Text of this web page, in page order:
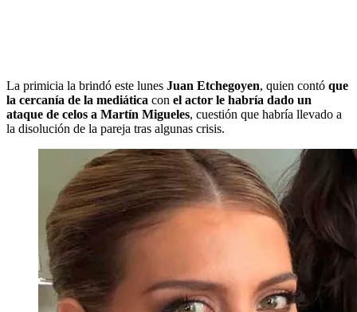
La primicia la brindó este lunes Juan Etchegoyen, quien contó que
la cercanía de la mediática con el actor le habría dado un
ataque de celos a Martín Migueles, cuestión que habría llevado a
la disolución de la pareja tras algunas crisis.